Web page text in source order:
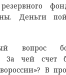
Деньги
вопрос
За чей счет
В